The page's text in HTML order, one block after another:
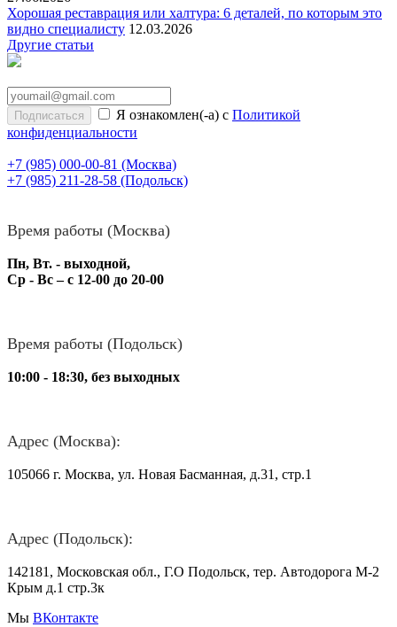
Хорошая реставрация или халтура: 6 деталей, по которым это
видно специалисту 12.03.2026
Другие статьи
Я ознакомлен(-а) с Политикой
конфиденциальности
+7 (985) 000-00-81 (Москва)
+7 (985) 211-28-58 (Подольск)
Время работы (Москва)
Пн, Вт. - выходной,
Ср - Вс – с 12-00 до 20-00
Время работы (Подольск)
10:00 - 18:30, без выходных
Адрес (Москва):
105066 г. Москва, ул. Новая Басманная, д.31, стр.1
Адрес (Подольск):
142181, Московская обл., Г.О Подольск, тер. Автодорога М-2
Крым д.1 стр.3к
Мы ВКонтакте